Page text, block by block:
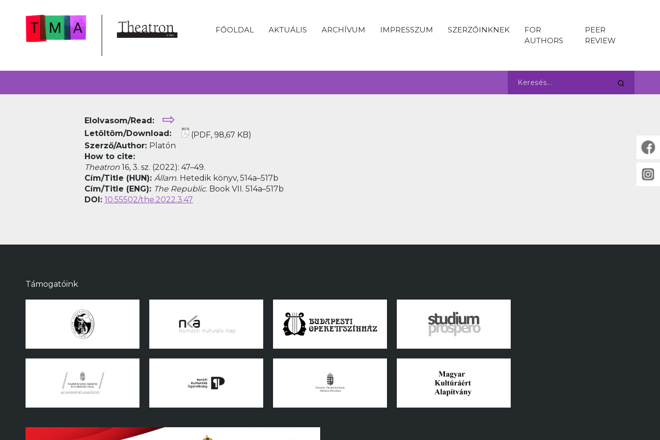
FŐOLDAL AKTUÁLIS ARCHÍVUM IMPRESSZUM SZERZŐINKNEK
FOR
AUTHORS
PEER
REVIEW
Elolvasom/Read: ⇨
Letöltöm/Download:
(PDF, 98,67 KB)
Szerző/Author: Platón
How to cite:
Theatron 16, 3. sz. (2022): 47–49.
Cím/Title (HUN): Állam. Hetedik könyv, 514a–517b
Cím/Title (ENG): The Republic. Book VII. 514a–517b
DOI: 10.55502/the.2022.3.47
Támogatóink